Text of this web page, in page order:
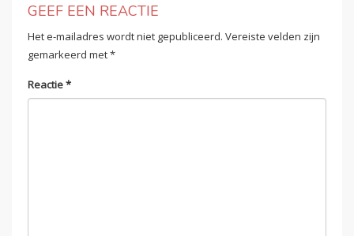
GEEF EEN REACTIE
Het e-mailadres wordt niet gepubliceerd. Vereiste velden zijn
gemarkeerd met*
Reactie*